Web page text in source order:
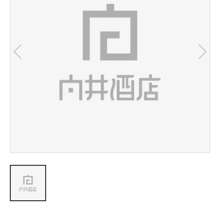
お気に入り機能の活用方法
会社情報